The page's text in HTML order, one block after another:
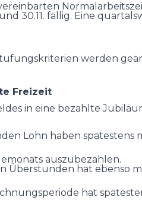
30.11. fällig. Eine
werden
Freizeit
in eine bezahlte
Lohn haben spätestens
auszubezahlen.
Überstunden hat ebenso
hat